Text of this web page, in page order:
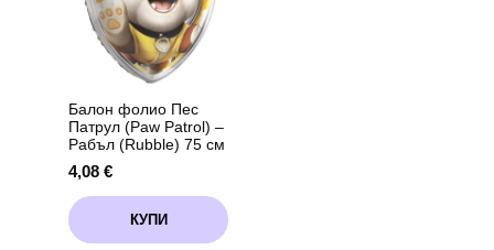
chosen
page
Балон фолио Пес
Патрул (Paw Patrol) –
Рабъл (Rubble) 75 см
4,08 €
КУПИ